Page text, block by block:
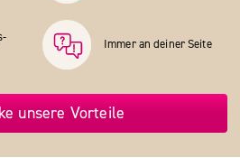
Immer an deiner Seite
unsere Vorteile